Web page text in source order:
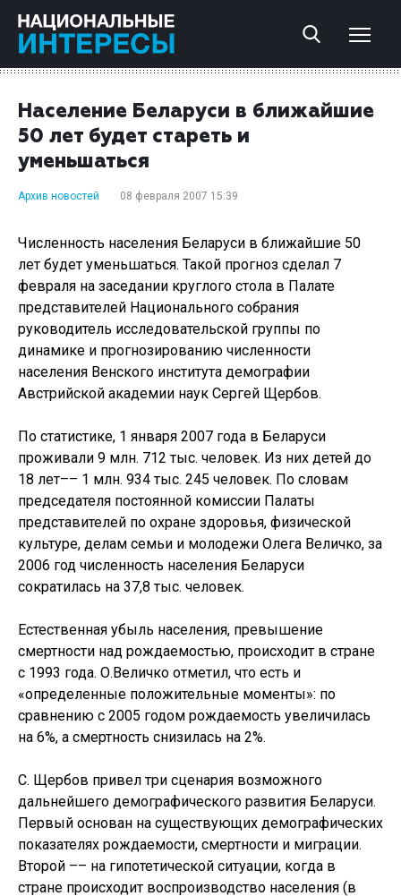
Население Беларуси в ближайшие
50 лет будет стареть и
уменьшаться
Архив новостей 08 февраля 2007 15:39
Численность населения Беларуси в ближайшие 50
лет будет уменьшаться. Такой прогноз сделал 7
февраля на заседании круглого стола в Палате
представителей Национального собрания
руководитель исследовательской группы по
динамике и прогнозированию численности
населения Венского института демографии
Австрийской академии наук Сергей Щербов.
По статистике, 1 января 2007 года в Беларуси
проживали 9 млн. 712 тыс. человек. Из них детей до
18 лет–– 1 млн. 934 тыс. 245 человек. По словам
председателя постоянной комиссии Палаты
представителей по охране здоровья, физической
культуре, делам семьи и молодежи Олега Величко, за
2006 год численность населения Беларуси
сократилась на 37,8 тыс. человек.
Естественная убыль населения, превышение
смертности над рождаемостью, происходит в стране
с 1993 года. О.Величко отметил, что есть и
«определенные положительные моменты»: по
сравнению с 2005 годом рождаемость увеличилась
на 6%, а смертность снизилась на 2%.
С. Щербов привел три сценария возможного
дальнейшего демографического развития Беларуси.
Первый основан на существующих демографических
показателях рождаемости, смертности и миграции.
Второй –– на гипотетической ситуации, когда в
стране происходит воспроизводство населения (в